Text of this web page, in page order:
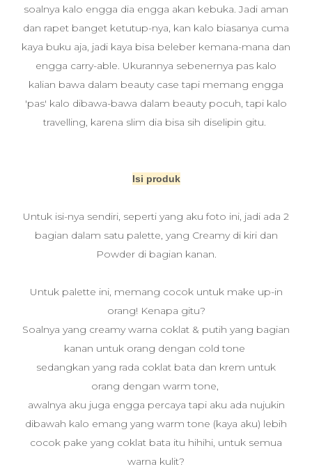
soalnya kalo engga dia engga akan kebuka. Jadi aman
dan rapet banget ketutup-nya, kan kalo biasanya cuma
kaya buku aja, jadi kaya bisa beleber kemana-mana dan
engga carry-able. Ukurannya sebenernya pas kalo
kalian bawa dalam beauty case tapi memang engga
'pas' kalo dibawa-bawa dalam beauty pocuh, tapi kalo
travelling, karena slim dia bisa sih diselipin gitu.
Isi produk
Untuk isi-nya sendiri, seperti yang aku foto ini, jadi ada 2
bagian dalam satu palette, yang Creamy di kiri dan
Powder di bagian kanan.
Untuk palette ini, memang cocok untuk make up-in
orang! Kenapa gitu?
Soalnya yang creamy warna coklat & putih yang bagian
kanan untuk orang dengan cold tone
sedangkan yang rada coklat bata dan krem untuk
orang dengan warm tone,
awalnya aku juga engga percaya tapi aku ada nujukin
dibawah kalo emang yang warm tone (kaya aku) lebih
cocok pake yang coklat bata itu hihihi, untuk semua
warna kulit?